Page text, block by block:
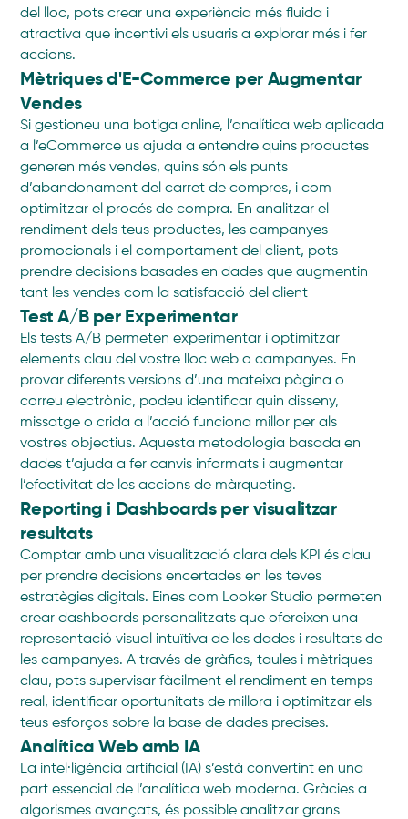
del lloc, pots crear una experiència més fluida i
atractiva que incentivi els usuaris a explorar més i fer
accions.
Mètriques d'E-Commerce per Augmentar
Vendes
Si gestioneu una botiga online, l’analítica web aplicada
a l’eCommerce us ajuda a entendre quins productes
generen més vendes, quins són els punts
d’abandonament del carret de compres, i com
optimitzar el procés de compra. En analitzar el
rendiment dels teus productes, les campanyes
promocionals i el comportament del client, pots
prendre decisions basades en dades que augmentin
tant les vendes com la satisfacció del client
Test A/B per Experimentar
Els tests A/B permeten experimentar i optimitzar
elements clau del vostre lloc web o campanyes. En
provar diferents versions d’una mateixa pàgina o
correu electrònic, podeu identificar quin disseny,
missatge o crida a l’acció funciona millor per als
vostres objectius. Aquesta metodologia basada en
dades t’ajuda a fer canvis informats i augmentar
l’efectivitat de les accions de màrqueting.
Reporting i Dashboards per visualitzar
resultats
Comptar amb una visualització clara dels KPI és clau
per prendre decisions encertades en les teves
estratègies digitals. Eines com Looker Studio permeten
crear dashboards personalitzats que ofereixen una
representació visual intuïtiva de les dades i resultats de
les campanyes. A través de gràfics, taules i mètriques
clau, pots supervisar fàcilment el rendiment en temps
real, identificar oportunitats de millora i optimitzar els
teus esforços sobre la base de dades precises.
Analítica Web amb IA
La intel·ligència artificial (IA) s’està convertint en una
part essencial de l’analítica web moderna. Gràcies a
algorismes avançats, és possible analitzar grans